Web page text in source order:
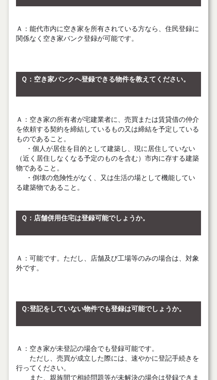
Ａ：能代市内に空き家を所有されている方なら、住民登録に
関係なく空き家バンク登録が可能です。
Ｑ：空き家バンクへ登録できる物件を教えてください。
Ａ ： 空き家の所有者が宅建業者に、売買または賃貸借の仲介
を依頼する契約を締結しているもの又は締結を予定している
ものであること。
・個人が居住を目的として建築し、現に居住していない
（近く居住しなくなる予定のものを含む）市内に存する建築
物であること。
・倒壊の危険性がなく、又は生活の場として機能してい
る建築物であること。
Ｑ ：店舗併用住宅は登録可能でしょうか。
Ａ ：可能です。ただし、店舗及び工場等のみの場合は、対象
外です。
Ｑ:登記をしていない物件でも登録は可能でしょうか。
Ａ ：空き家が未登記の場合でも登録可能です。
ただし、売買が成立した際には、速やかに登記手続きを
行ってください。
また、親族間で相続問題等が未解決の場合は登録できま